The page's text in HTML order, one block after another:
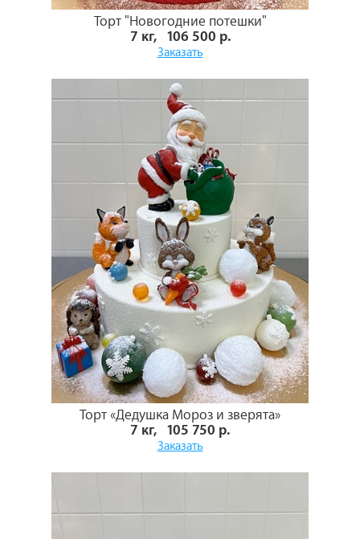
Торт "Новогодние потешки"
7 кг, 106 500 р.
Заказать
Торт «Дедушка Мороз и зверята»
7 кг, 105 750 р.
Заказать